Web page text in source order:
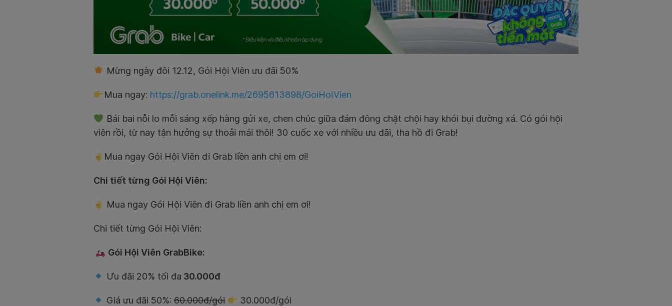
Mừng ngày đôi 12.12, Gói Hội Viên ưu đãi 50%
Mua ngay: https://grab.onelink.me/2695613898/GoiHoiVien
Bái bai nỗi lo mỗi sáng xếp hàng gửi xe, chen chúc giữa đám đông chật chội hay khói bụi đường xá. Có gói hội
viên rồi, từ nay tận hưởng sự thoải mái thôi! 30 cuốc xe với nhiều ưu đãi, tha hồ đi Grab!
Mua ngay Gói Hội Viên đi Grab liền anh chị em ơi!
Chi tiết từng Gói Hội Viên:
Mua ngay Gói Hội Viên đi Grab liền anh chị em ơi!
Chi tiết từng Gói Hội Viên:
Gói Hội Viên GrabBike:
Ưu đãi 20% tối đa 30.000đ
Giá ưu đãi 50%:60.000đ/gói 30.000đ/gói